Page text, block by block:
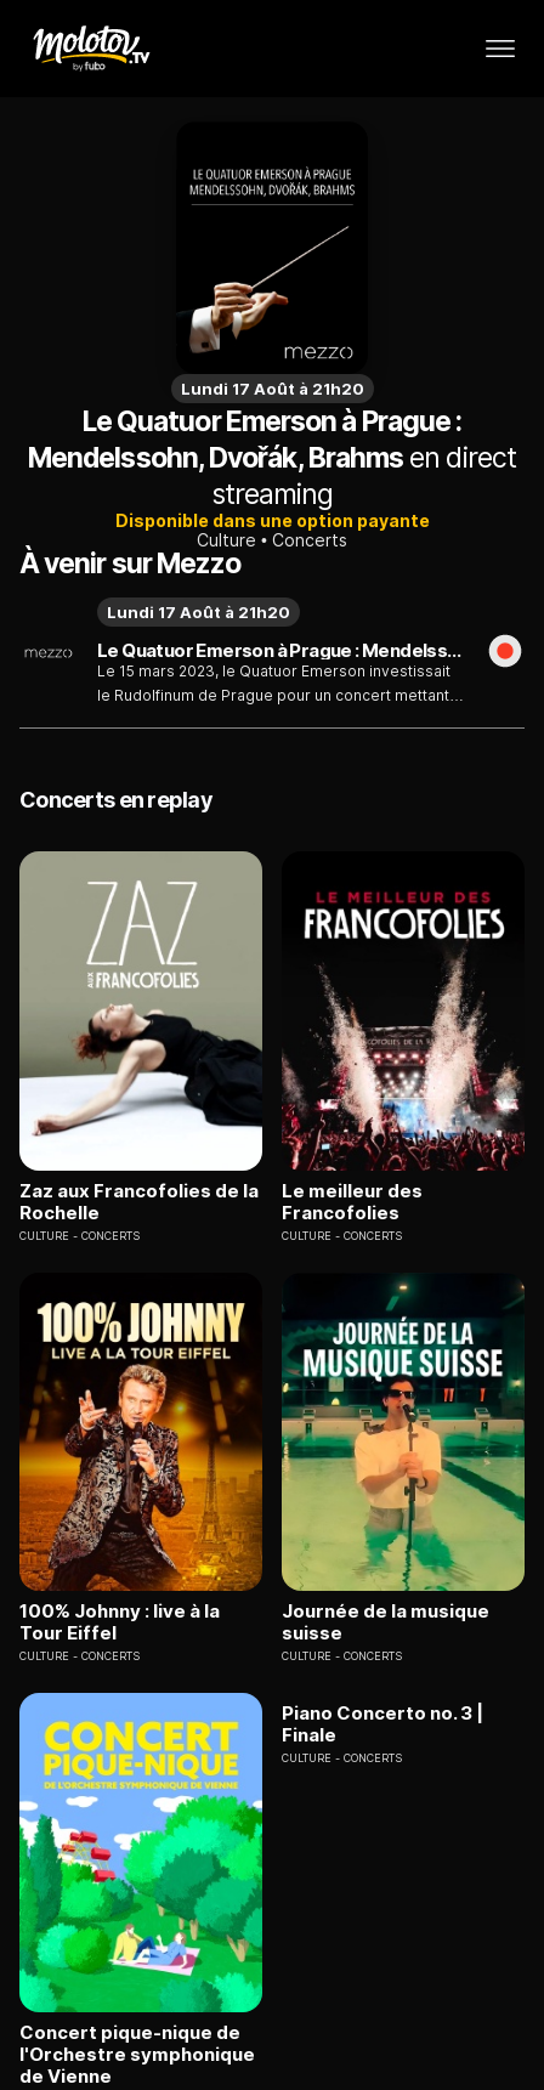
Lundi 17 Août à 21h20
Le Quatuor Emerson à Prague :
Mendelssohn, Dvořák, Brahms en direct
streaming
Disponible dans une option payante
Culture
Concerts
À venir sur Mezzo
Le Quatuor Emerson à Prague : Mendelssohn, Dvořák, Brahms
Le 15 mars 2023, le Quatuor Emerson investissait
le Rudolfinum de Prague pour un concert mettant
Lundi 17 Août à 21h20
Concerts en replay
Zaz aux Francofolies de la
Rochelle
CULTURE CONCERTS
Le meilleur des
Francofolies
CULTURE CONCERTS
100% Johnny : live à la
Tour Eiffel
CULTURE CONCERTS
Journée de la musique
suisse
CULTURE CONCERTS
Concert pique-nique de
l'Orchestre symphonique
de Vienne
Piano Concerto no. 3 |
Finale
CULTURE CONCERTS